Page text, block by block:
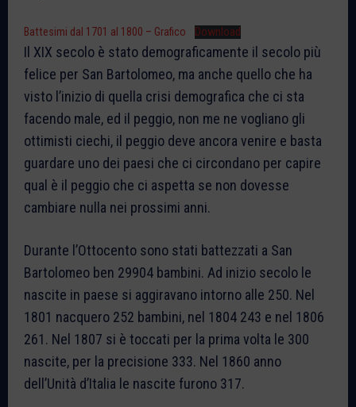
Battesimi dal 1701 al 1800 – Grafico Download
Il XIX secolo è stato demograficamente il secolo più
felice per San Bartolomeo, ma anche quello che ha
visto l’inizio di quella crisi demografica che ci sta
facendo male, ed il peggio, non me ne vogliano gli
ottimisti ciechi, il peggio deve ancora venire e basta
guardare uno dei paesi che ci circondano per capire
qual è il peggio che ci aspetta se non dovesse
cambiare nulla nei prossimi anni.
Durante l’Ottocento sono stati battezzati a San
Bartolomeo ben 29904 bambini. Ad inizio secolo le
nascite in paese si aggiravano intorno alle 250. Nel
1801 nacquero 252 bambini, nel 1804 243 e nel 1806
261. Nel 1807 si è toccati per la prima volta le 300
nascite, per la precisione 333. Nel 1860 anno
dell’Unità d’Italia le nascite furono 317.